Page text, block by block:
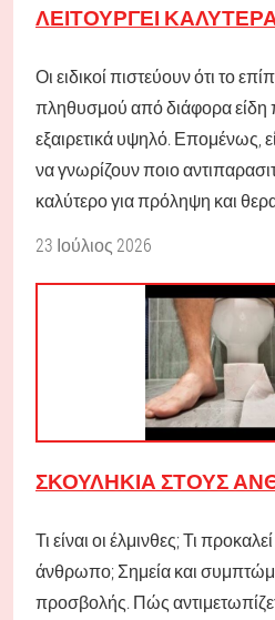
ΛΕΙΤΟΥΡΓΕΊ
Οι ειδικοί πιστεύουν ότι το
πληθυσμού από διάφορα είδη
εξαιρετικά υψηλό. Επομένως,
να γνωρίζουν ποιο
καλύτερο για πρόληψη και
23 Ιούλιος 2026
ΣΚΟΥΛΉΚΙΑ ΣΤΟΥΣ
Τι είναι οι έλμινθες; Τι
άνθρωπο; Σημεία και
προσβολής. Πώς